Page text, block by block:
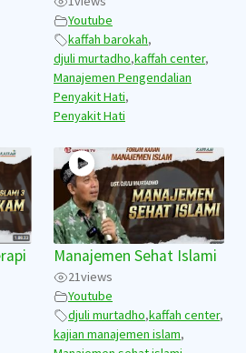
Youtube
kaffah barokah,
djuli murtadho,kaffah center,
Manajemen Pengendalian
Penyakit Hati,
Penyakit Hati
Manajemen Sehat Islami
21views
Youtube
djuli murtadho,kaffah center,
kajian manajemen islam,